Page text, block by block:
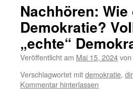
Nachhören:
Demokratie?
„echte“
Veröffentlicht am Mai 15, 2024von
Verschlagwortet mitdemokratie,
Kommentar hinterlassen